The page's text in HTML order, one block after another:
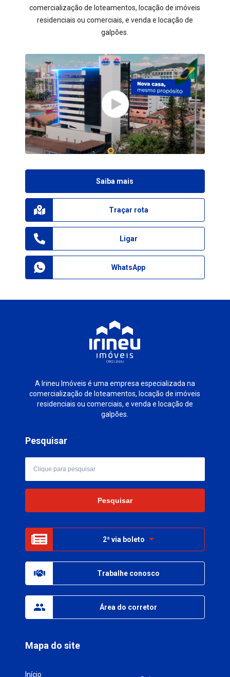
comercialização de loteamentos, locação de imóveis
residenciais ou comerciais, e venda e locação de
galpões.
Saiba mais
Traçar rota
Ligar
WhatsApp
A Irineu Imóveis é uma empresa especializada na
comercialização de loteamentos, locação de imóveis
residenciais ou comerciais, e venda e locação de
galpões.
Mapa do site
Início
Pesquisar
2ª via boleto
Trabalhe conosco
Área do corretor